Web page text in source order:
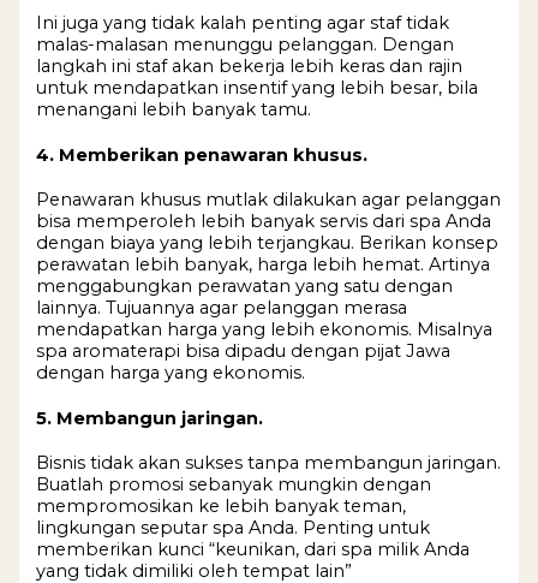
Ini juga yang tidak kalah penting agar staf tidak
malas-malasan menunggu pelanggan. Dengan
langkah ini staf akan bekerja lebih keras dan rajin
untuk mendapatkan insentif yang lebih besar, bila
menangani lebih banyak tamu.
4. Memberikan penawaran khusus.
Penawaran khusus mutlak dilakukan agar pelanggan
bisa memperoleh lebih banyak servis dari spa Anda
dengan biaya yang lebih terjangkau. Berikan konsep
perawatan lebih banyak, harga lebih hemat. Artinya
menggabungkan perawatan yang satu dengan
lainnya. Tujuannya agar pelanggan merasa
mendapatkan harga yang lebih ekonomis. Misalnya
spa aromaterapi bisa dipadu dengan pijat Jawa
dengan harga yang ekonomis.
5. Membangun jaringan.
Bisnis tidak akan sukses tanpa membangun jaringan.
Buatlah promosi sebanyak mungkin dengan
mempromosikan ke lebih banyak teman,
lingkungan seputar spa Anda. Penting untuk
memberikan kunci “keunikan, dari spa milik Anda
yang tidak dimiliki oleh tempat lain”